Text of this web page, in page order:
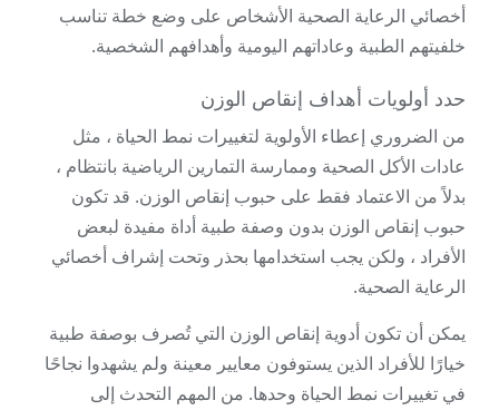
أخصائي الرعاية الصحية الأشخاص على وضع خطة تناسب
خلفيتهم الطبية وعاداتهم اليومية وأهدافهم الشخصية.
حدد أولويات أهداف إنقاص الوزن
من الضروري إعطاء الأولوية لتغييرات نمط الحياة ، مثل
عادات الأكل الصحية وممارسة التمارين الرياضية بانتظام ،
بدلاً من الاعتماد فقط على حبوب إنقاص الوزن. قد تكون
حبوب إنقاص الوزن بدون وصفة طبية أداة مفيدة لبعض
الأفراد ، ولكن يجب استخدامها بحذر وتحت إشراف أخصائي
الرعاية الصحية.
يمكن أن تكون أدوية إنقاص الوزن التي تُصرف بوصفة طبية
خيارًا للأفراد الذين يستوفون معايير معينة ولم يشهدوا نجاحًا
في تغييرات نمط الحياة وحدها. من المهم التحدث إلى